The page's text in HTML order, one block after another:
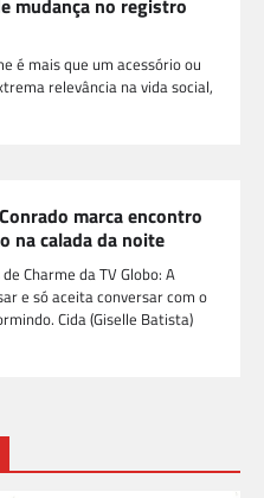
é mais que um acessório ou
relevância na vida social,
marca encontro
na calada da noite
Charme da TV Globo: A
e só aceita conversar com o
Cida (Giselle Batista)